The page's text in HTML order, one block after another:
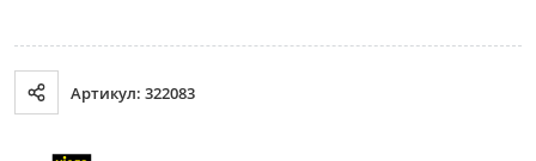
Артикул: 322083